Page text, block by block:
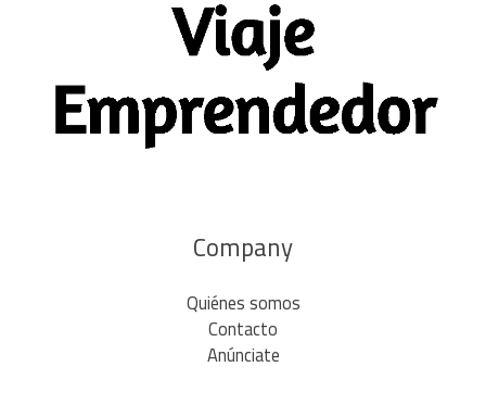
Company
Quiénes somos
Contacto
Anúnciate